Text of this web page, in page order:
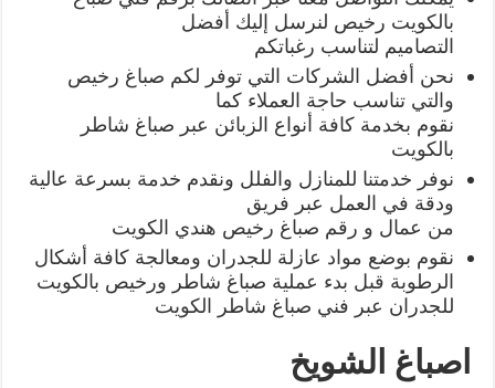
بالكويت رخيص لنرسل إليك أفضل
التصاميم لتناسب رغباتكم
نحن أفضل الشركات التي توفر لكم صباغ رخيص
والتي تناسب حاجة العملاء كما
نقوم بخدمة كافة أنواع الزبائن عبر صباغ شاطر
بالكويت
نوفر خدمتنا للمنازل والفلل ونقدم خدمة بسرعة عالية
ودقة في العمل عبر فريق
من عمال و رقم صباغ رخيص هندي الكويت
نقوم بوضع مواد عازلة للجدران ومعالجة كافة أشكال
الرطوبة قبل بدء عملية صباغ شاطر ورخيص بالكويت
للجدران عبر فني صباغ شاطر الكويت
اصباغ الشويخ